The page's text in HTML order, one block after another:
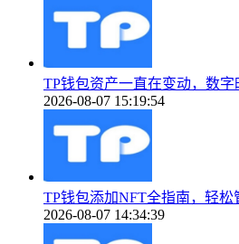
TP钱包资产一直在变动，数
2026-08-07 15:19:54
TP钱包添加NFT全指南，轻松
2026-08-07 14:34:39